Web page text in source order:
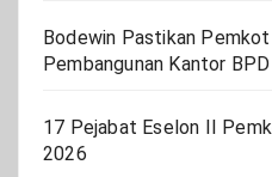
Bodewin Pastikan
Pembangunan Kantor
17 Pejabat Eselon II
2026